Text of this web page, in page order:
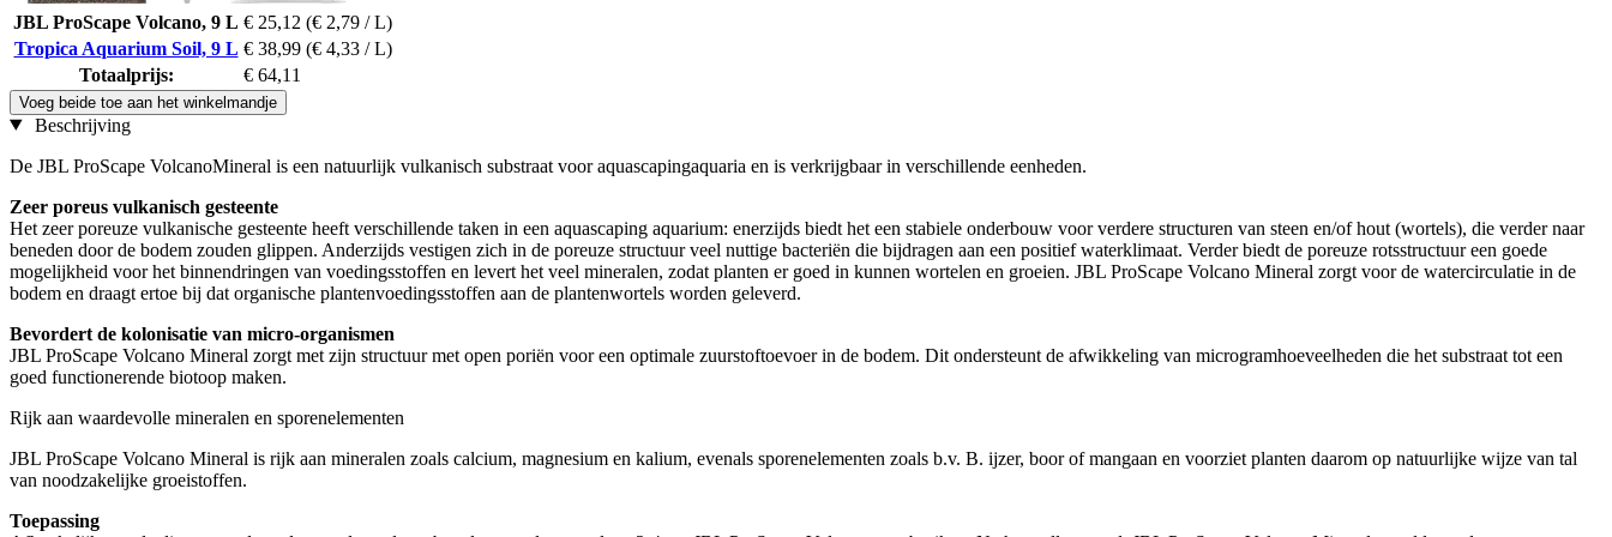
JBL ProScape Volcano, 9 L € 25,12 (€ 2,79 / L)
Tropica Aquarium Soil, 9 L € 38,99 (€ 4,33 / L)
Totaalprijs:
€ 64,11
Voeg beide toe aan het winkelmandje
Beschrijving
De JBL ProScape VolcanoMineral is een natuurlijk vulkanisch substraat voor aquascapingaquaria en is verkrijgbaar in verschillende eenheden.
Zeer poreus vulkanisch gesteente
Het zeer poreuze vulkanische gesteente heeft verschillende taken in een aquascaping aquarium: enerzijds biedt het een stabiele onderbouw voor verdere structuren van steen en/of hout (wortels), die verder naar
beneden door de bodem zouden glippen. Anderzijds vestigen zich in de poreuze structuur veel nuttige bacteriën die bijdragen aan een positief waterklimaat. Verder biedt de poreuze rotsstructuur een goede
mogelijkheid voor het binnendringen van voedingsstoffen en levert het veel mineralen, zodat planten er goed in kunnen wortelen en groeien. JBL ProScape Volcano Mineral zorgt voor de watercirculatie in de
bodem en draagt ertoe bij dat organische plantenvoedingsstoffen aan de plantenwortels worden geleverd.
Bevordert de kolonisatie van micro-organismen
JBL ProScape Volcano Mineral zorgt met zijn structuur met open poriën voor een optimale zuurstoftoevoer in de bodem. Dit ondersteunt de afwikkeling van microgramhoeveelheden die het substraat tot een
goed functionerende biotoop maken.
Rijk aan waardevolle mineralen en sporenelementen
JBL ProScape Volcano Mineral is rijk aan mineralen zoals calcium, magnesium en kalium, evenals sporenelementen zoals b.v. B. ijzer, boor of mangaan en voorziet planten daarom op natuurlijke wijze van tal
van noodzakelijke groeistoffen.
Toepassing